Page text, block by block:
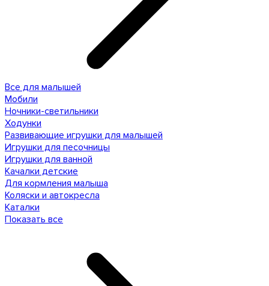
Все для малышей
Мобили
Ночники-светильники
Ходунки
Развивающие игрушки для малышей
Игрушки для песочницы
Игрушки для ванной
Качалки детские
Для кормления малыша
Коляски и автокресла
Каталки
Показать все